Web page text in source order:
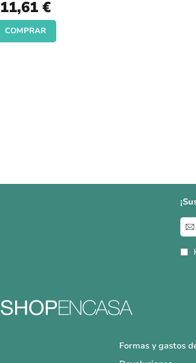
11,61 €
COMPRAR
a
Formas y gastos